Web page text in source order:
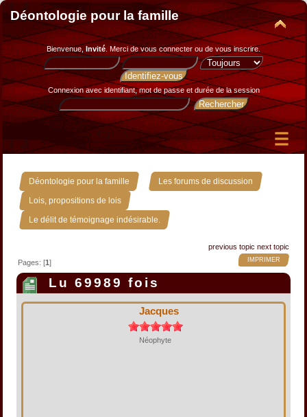
Déontologie pour la famille
Bienvenue, Invité. Merci devous connecter ou de vous inscrire.
Connexion avec identifiant, mot de passe et durée de la session
Déontologie pour la famille » Les forums de discussion »
Lois, propositions de lois »
Le délit de témoignage indésirable.
previous topic next topic
IMPRIMER
Pages: [1]
Lu 69989 fois
Jacques
Néophyte